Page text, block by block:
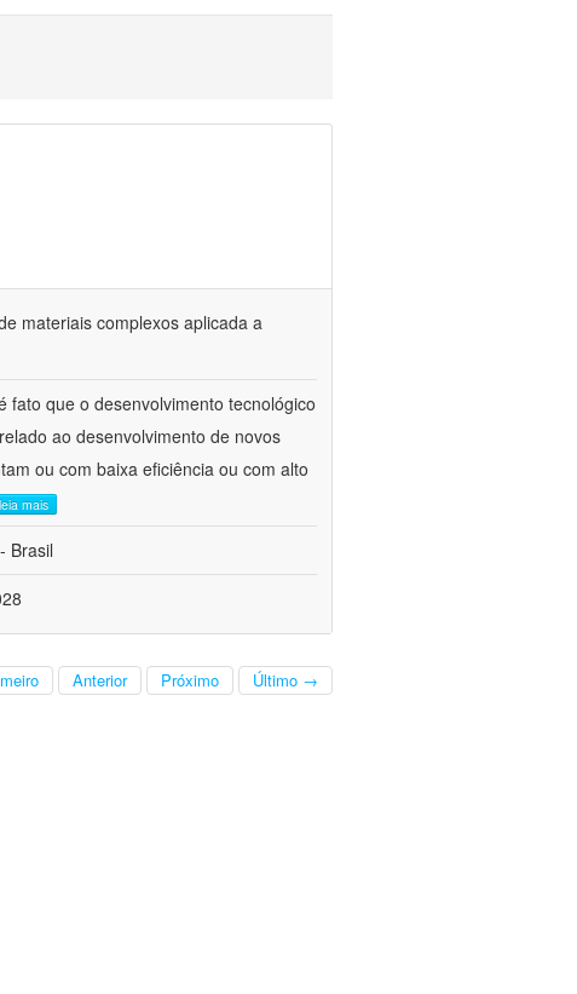
materiais complexos aplicada a
fato que o desenvolvimento tecnológico
ao desenvolvimento de novos
ou com baixa eficiência ou com alto
leia mais
Brasil
Anterior Próximo Último →